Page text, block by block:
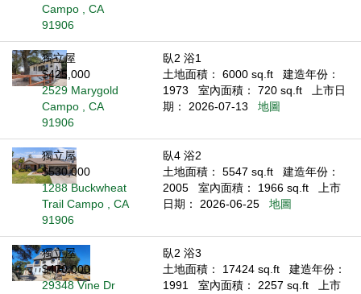
Campo , CA
91906
獨立屋
$425,000
2529 Marygold
Campo , CA
91906
臥2 浴1
土地面積： 6000 sq.ft
建造年份：
1973
室內面積： 720 sq.ft
上市日
期： 2026-07-13
地圖
獨立屋
$530,000
1288 Buckwheat
Trail Campo , CA
91906
臥4 浴2
土地面積： 5547 sq.ft
建造年份：
2005
室內面積： 1966 sq.ft
上市
日期： 2026-06-25
地圖
獨立屋
$470,000
29348 Vine Dr
臥2 浴3
土地面積： 17424 sq.ft
建造年份：
1991
室內面積： 2257 sq.ft
上市